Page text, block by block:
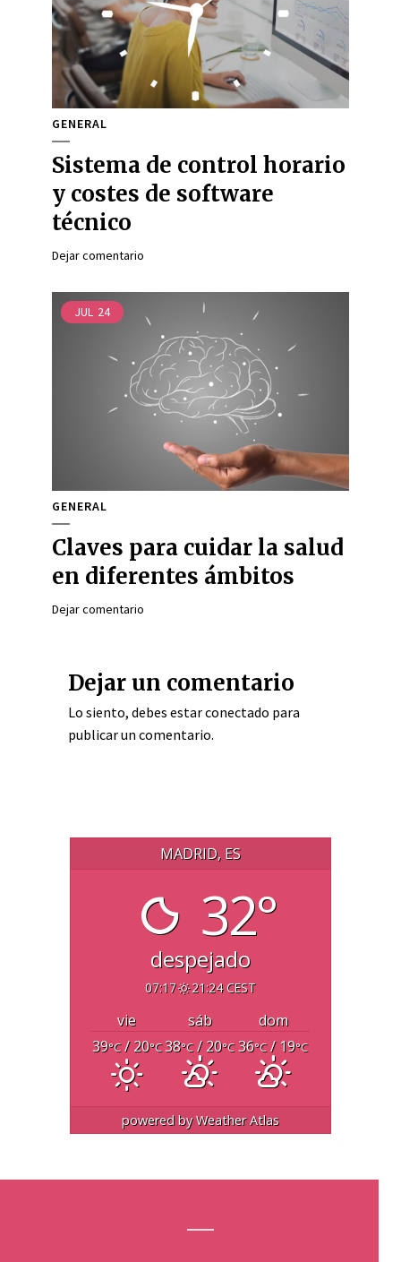
GENERAL
Sistema de control horario
y costes de software
técnico
Dejar comentario
JUL 24
GENERAL
Claves para cuidar la salud
en diferentes ámbitos
Dejar comentario
Dejar un comentario
Lo siento, debes estarconectado para
publicar un comentario.
MADRID, ES
32°
despejado
07:17 21:24 CEST
vie sáb
dom
39°C/ 20°C38°C/ 20°C 36°C/ 19°C
powered byWeather Atlas